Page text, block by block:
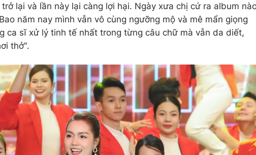
lại và lần này lại càng lợi hại. Ngày xưa chị cứ ra album
năm nay mình vẫn vô cùng ngưỡng mộ và mê mẩn giọng
ca sĩ xử lý tinh tế nhất trong từng câu chữ mà vẫn da diết,
thở".